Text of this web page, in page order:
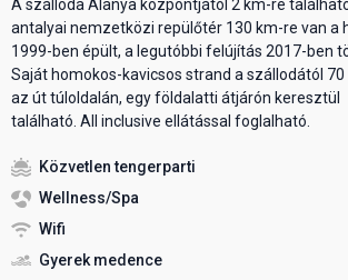
A szálloda Alanya központjától 2 km-re
antalyai nemzetközi repülőtér 130 km-re van a
1999-ben épült, a legutóbbi felújítás 2017-ben
Saját homokos-kavicsos strand a szállodától 70
az út túloldalán, egy földalatti átjárón keresztül
található. All inclusive ellátással foglalható.
Közvetlen tengerparti
Wellness/Spa
Wifi
Gyerek medence